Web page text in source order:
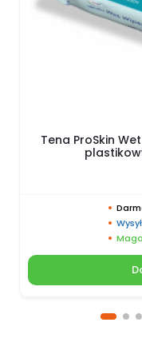
Tena ProSkin